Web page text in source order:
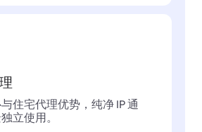
住宅代理优势，纯净 IP 通
立使用。